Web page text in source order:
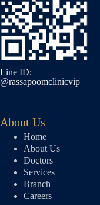
Line ID:
@rassapoomclinicvip
About Us
Home
About Us
Doctors
Services
Branch
Careers